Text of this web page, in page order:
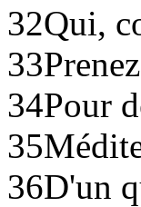
32Qui,
33
34Pour
35
36D'un